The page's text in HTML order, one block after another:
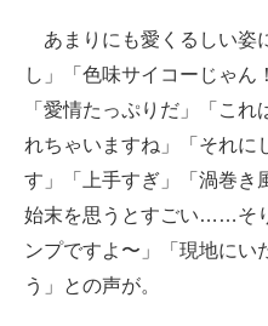
あまりにも愛くるしい姿
し」「色味サイコーじゃん
「愛情たっぷりだ」「こ
れちゃいますね」「それに
す」「上手すぎ」「渦巻き
始末を思うとすごい……そ
ンプですよ〜」「現地にい
う」との声が。